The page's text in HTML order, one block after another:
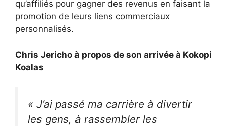
qu’affiliés pour gagner des revenus en faisant la
promotion de leurs liens commerciaux
personnalisés.
Chris Jericho à propos de son arrivée à Kokopi
Koalas
« J’ai passé ma carrière à divertir
les gens, à rassembler les